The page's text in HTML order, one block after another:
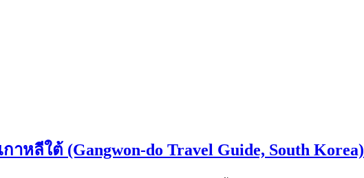
หลีใต้ (Gangwon-do Travel Guide, South Korea)